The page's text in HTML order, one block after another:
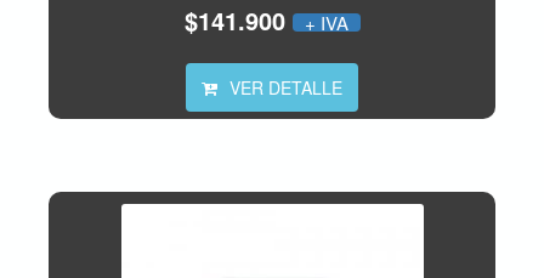
$141.900 + IVA
VER DETALLE